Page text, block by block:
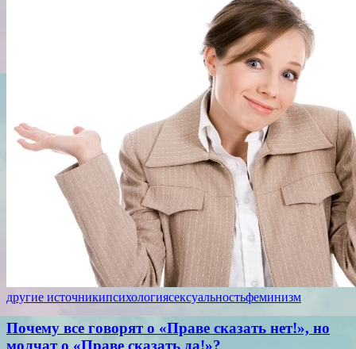
другие источникипсихологиясексуальностьфеминизм
Почему все говорят о «Праве сказать нет!», но
молчат о «Праве сказать да!»?